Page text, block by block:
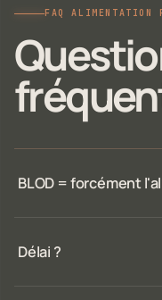
FAQ ALIMENTATION
BLOD = forcément
Délai ?